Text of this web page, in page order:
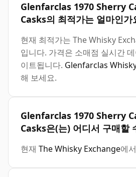
Glenfarclas 1970 Sherry
Casks의 최적가는 얼마인가
현재 최적가는 The Whisky
입니다. 가격은 소매점 실시간
이트됩니다. Glenfarclas
해 보세요.
Glenfarclas 1970 Sherry
Casks은(는) 어디서 구매할
현재 The Whisky Exchange에